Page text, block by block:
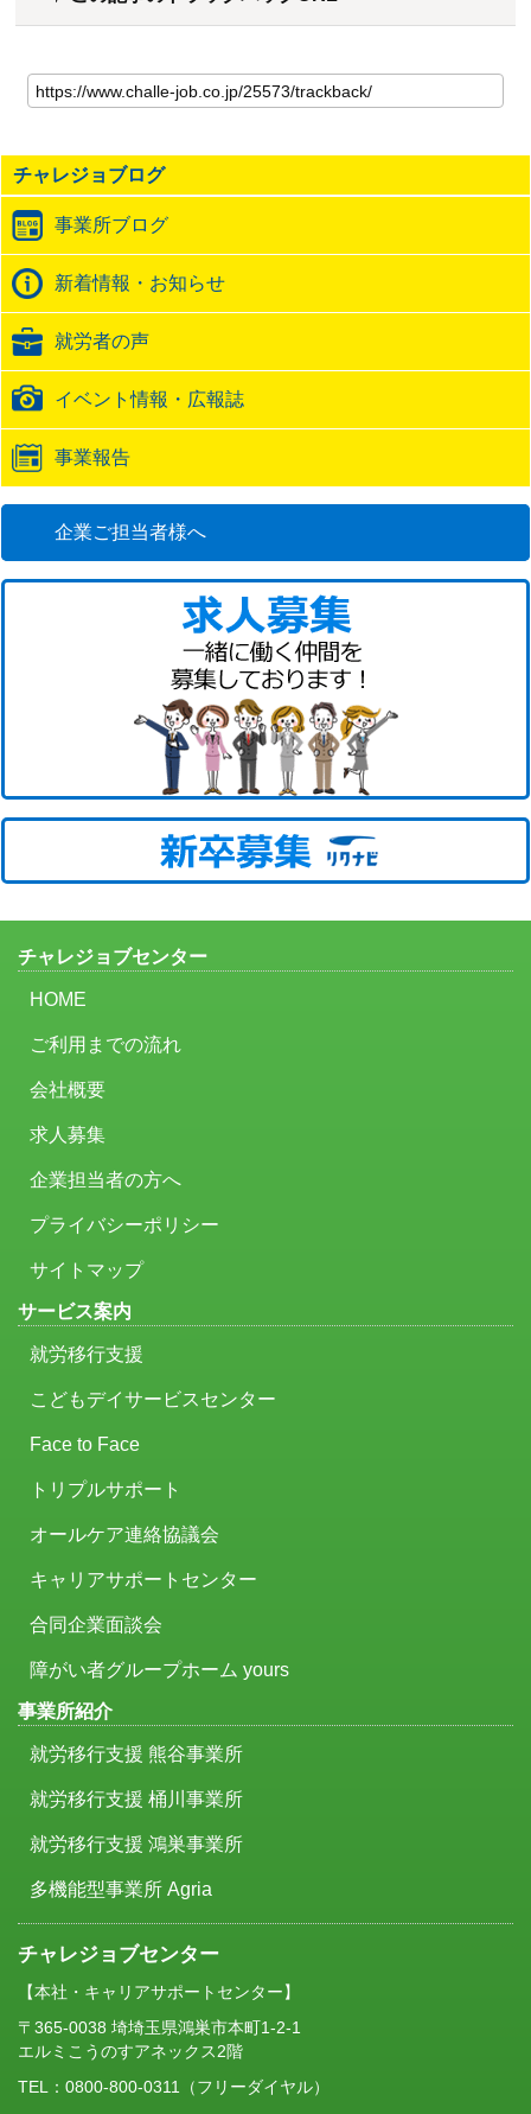
の
記
の
ト
ラ
ッ
ク
バ
ッ
URL
チャレジョブログ
事業所ブログ
新着情報・お知らせ
就労者の声
イベント情報・広報誌
事業報告
企業ご担当者様へ
チャレジョブセンター
HOME
ご利用までの流れ
会社概要
求人募集
企業担当者の方へ
プライバシーポリシー
サイトマップ
サービス案内
就労移行支援
こどもデイサービスセンター
Face to Face
トリプルサポート
オールケア連絡協議会
キャリアサポートセンター
合同企業面談会
障がい者グループホーム yours
事業所紹介
就労移行支援 熊谷事業所
就労移行支援 桶川事業所
就労移行支援 鴻巣事業所
多機能型事業所 Agria
チャレジョブセンター
【本社・キャリアサポートセンター】
〒365-0038 埼埼玉県鴻巣市本町1-2-1
エルミこうのすアネックス2階
TEL： 0800-800-0311
（フリーダイヤル）